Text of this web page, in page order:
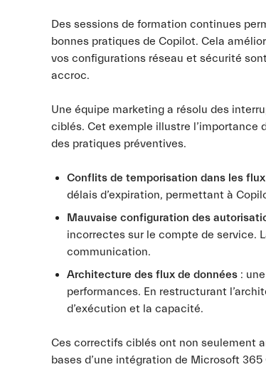
Des sessions de formation continues
bonnes pratiques de Copilot. Cela
vos configurations réseau et sécurité
accroc.
Une équipe marketing a résolu des
ciblés. Cet exemple illustre
des pratiques préventives.
Conflits de temporisation dans les flux
délais d’expiration, permettant à
Mauvaise configuration des
incorrectes sur le compte de service.
communication.
Architecture des flux de données :
performances. En restructurant
d’exécution et la capacité.
Ces correctifs ciblés ont non seulement
bases d’une intégration de Microsoft